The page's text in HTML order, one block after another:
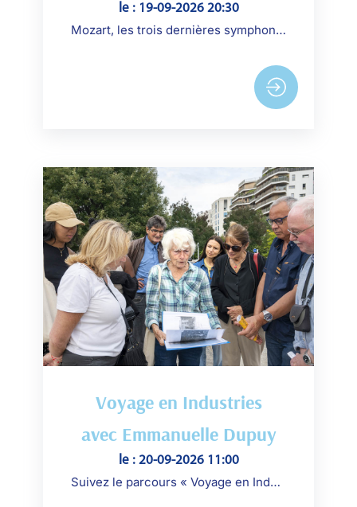
le : 19-09-2026 20:30
Mozart, les trois dernières symphonies Orchestre de chambre de Paris Tabita Berglund. Les Grandes Œuvres, Orchestre de chambre de Paris
Voyage en Industries
avec Emmanuelle Dupuy
le : 20-09-2026 11:00
Suivez le parcours « Voyage en Industries » en compagnie de Emmanuelle Dupuy, ancienne salariée de Renault-Billancourt